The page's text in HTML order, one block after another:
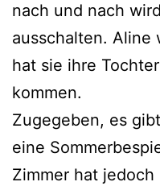
nach und nach
ausschalten. Aline
hat sie ihre
kommen.
Zugegeben, es
eine
Zimmer hat